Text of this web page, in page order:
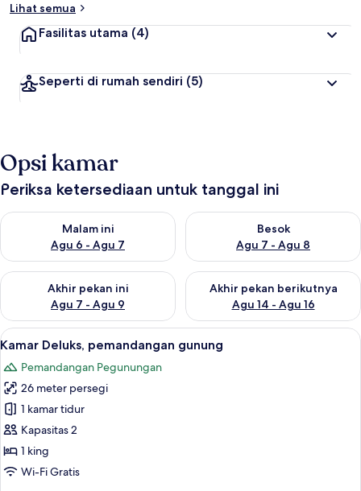
Lihat semua
Fasilitas utama (4)
Seperti di rumah sendiri (5)
Opsi kamar
Periksa ketersediaan untuk tanggal ini
Malam ini
Agu 6 - Agu 7
Periksa ketersediaan untuk malam ini Agu 6 - Agu 7
Besok
Agu 7 - Agu 8
Periksa ketersediaan untuk
Akhir pekan ini
Agu 7 - Agu 9
Periksa ketersediaan untuk akhir pekan ini Agu 7 - Agu 9
Akhir pekan berikutnya
Agu 14 - Agu 16
Periksa ketersediaan untuk
Lihat
semua
foto
untuk
Kamar
Deluks,
pemandangan
gunung
Meja kerja, Wi-Fi gratis, dan seprai
12
Kamar Deluks, pemandangan gunung
Pemandangan Pegunungan
26 meter persegi
1 kamar tidur
Kapasitas 2
1 king
Wi-Fi Gratis